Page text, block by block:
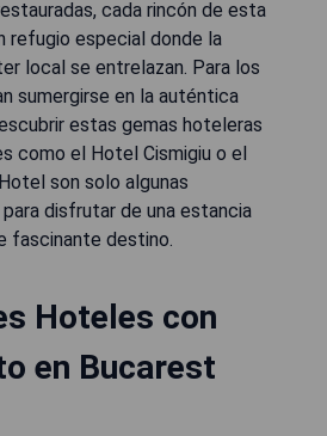
cada rincón de esta
refugio especial donde la
local se entrelazan. Para los
sumergirse en la auténtica
estas gemas hoteleras
como el Hotel Cismigiu o el
son solo algunas
disfrutar de una estancia
fascinante destino.
Hoteles con
en Bucarest